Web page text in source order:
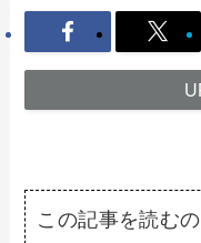
この記事を読む